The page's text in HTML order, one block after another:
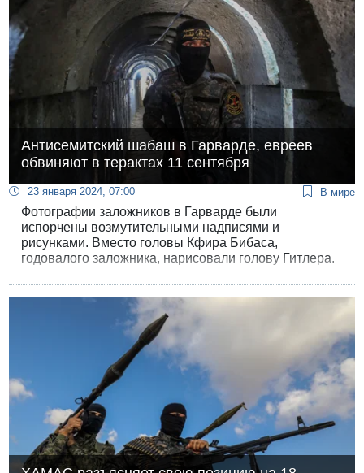
Антисемитский шабаш в Гарварде, евреев
обвиняют в терактах 11 сентября
23 января 2024, 07:00 В мире
Фотографии заложников в Гарварде были
испорчены возмутительными надписями и
рисунками. Вместо головы Кфира Бибаса,
годовалого заложника, нарисовали голову Гитлера.